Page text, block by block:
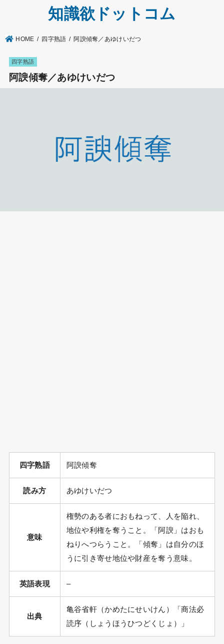
知識欲ドットコム
HOME 四字熟語 阿諛傾奪／あゆけいだつ
四字熟語
阿諛傾奪／あゆけいだつ
四字熟語 阿諛傾奪
読み方 あゆけいだつ
意味
権勢のある者におもねって、人を陥れ、
地位や利権を奪うこと。「阿諛」はおも
ねりへつらうこと。「傾奪」は自分のほ
うに引き寄せ地位や財産を奪う意味。
英語表現 –
出典
亀谷省軒（かめたにせいけん）「商法必
読序（しょうほうひつどくじょ）」